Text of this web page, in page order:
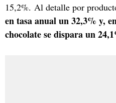
15,2%. Al detalle por
en tasa anual un 32,3% y,
chocolate se dispara un